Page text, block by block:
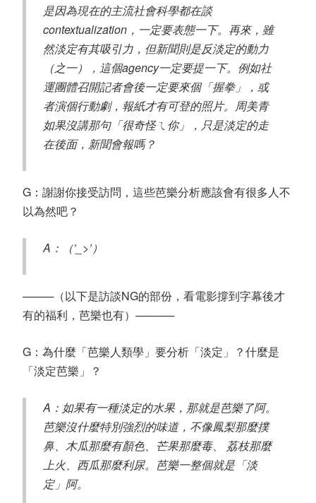
是因為現在的主流社會科學都在談
contextualization，一定要表態一下。再來，雖
然淡定有其吸引力，但新聞則是反淡定的動力
（之一），這個agency一定要提一下。例如社
運團體召開記者會後一定要來個「握拳」，或
者演個行動劇，報紙才有可登的照片。周美青
如果沒講那句「很奇怪ㄟ你」，只是淡定的走
在後面，新聞會報嗎？
G：謝謝你接受訪問，這些芭樂分析應該會有很多人不
以為然吧？
A：（’_>’）
────（以下是訪談NG的部份，看電影撐到字幕後才
有的福利，芭樂也有）─────
G：為什麼「芭樂人類學」要分析「淡定」？什麼是
「淡定芭樂」？
A：如果有一種淡定的水果，那就是芭樂了阿。
芭樂沒什麼特別強烈的味道，不像鳳梨那麼撲
鼻、木瓜那麼有顏色、芒果那麼毒、 荔枝那麼
上火、西瓜那麼利尿。芭樂一整個就是「淡
定」阿。